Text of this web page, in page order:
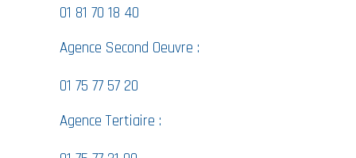
01 81 70 18 40
Agence Second Oeuvre :
01 75 77 57 20
Agence Tertiaire :